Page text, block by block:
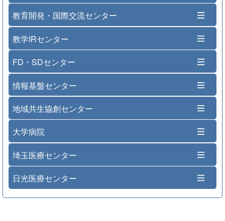
教育開発・国際交流センター
教学IRセンター
FD・SDセンター
情報基盤センター
地域共生協創センター
大学病院
埼玉医療センター
日光医療センター